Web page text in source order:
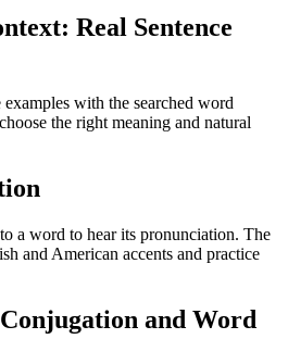
Real Sentence
with the searched word
the right meaning and natural
a word to hear its pronunciation. The
and American accents and practice
and Word